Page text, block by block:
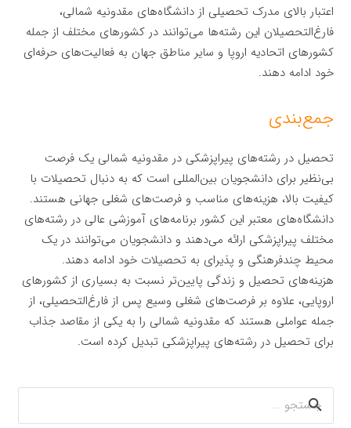
اعتبار بالای مدرک تحصیلی از دانشگاه‌های مقدونیه شمالی،
فارغ‌التحصیلان این رشته‌ها می‌توانند در کشورهای مختلف از جمله
کشورهای اتحادیه اروپا و سایر مناطق جهان به فعالیت‌های حرفه‌ای
خود ادامه دهند.
جمع‌بندی
تحصیل در رشته‌های پیراپزشکی در مقدونیه شمالی یک فرصت
بی‌نظیر برای دانشجویان بین‌المللی است که به دنبال تحصیلات با
کیفیت بالا، هزینه‌های مناسب و فرصت‌های شغلی جهانی هستند.
دانشگاه‌های معتبر این کشور برنامه‌های آموزشی عالی در رشته‌های
مختلف پیراپزشکی ارائه می‌دهند و دانشجویان می‌توانند در یک
محیط چندفرهنگی و پذیرای به تحصیلات خود ادامه دهند.
هزینه‌های تحصیل و زندگی پایین‌تر نسبت به بسیاری از کشورهای
اروپایی، علاوه بر فرصت‌های شغلی وسیع پس از فارغ‌التحصیلی، از
جمله عواملی هستند که مقدونیه شمالی را به یکی از مقاصد جذاب
برای تحصیل در رشته‌های پیراپزشکی تبدیل کرده است.
جستجو
برای: